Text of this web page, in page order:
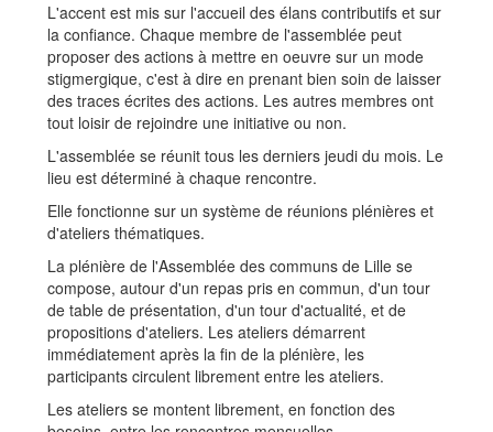
L'accent est mis sur l'accueil des élans contributifs et sur
la confiance. Chaque membre de l'assemblée peut
proposer des actions à mettre en oeuvre sur un mode
stigmergique, c'est à dire en prenant bien soin de laisser
des traces écrites des actions. Les autres membres ont
tout loisir de rejoindre une initiative ou non.
L'assemblée se réunit tous les derniers jeudi du mois. Le
lieu est déterminé à chaque rencontre.
Elle fonctionne sur un système de réunions plénières et
d'ateliers thématiques.
La plénière de l'Assemblée des communs de Lille se
compose, autour d'un repas pris en commun, d'un tour
de table de présentation, d'un tour d'actualité, et de
propositions d'ateliers. Les ateliers démarrent
immédiatement après la fin de la plénière, les
participants circulent librement entre les ateliers.
Les ateliers se montent librement, en fonction des